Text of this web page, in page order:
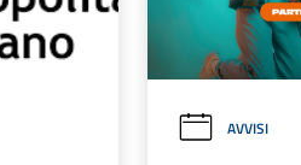
AVVISI